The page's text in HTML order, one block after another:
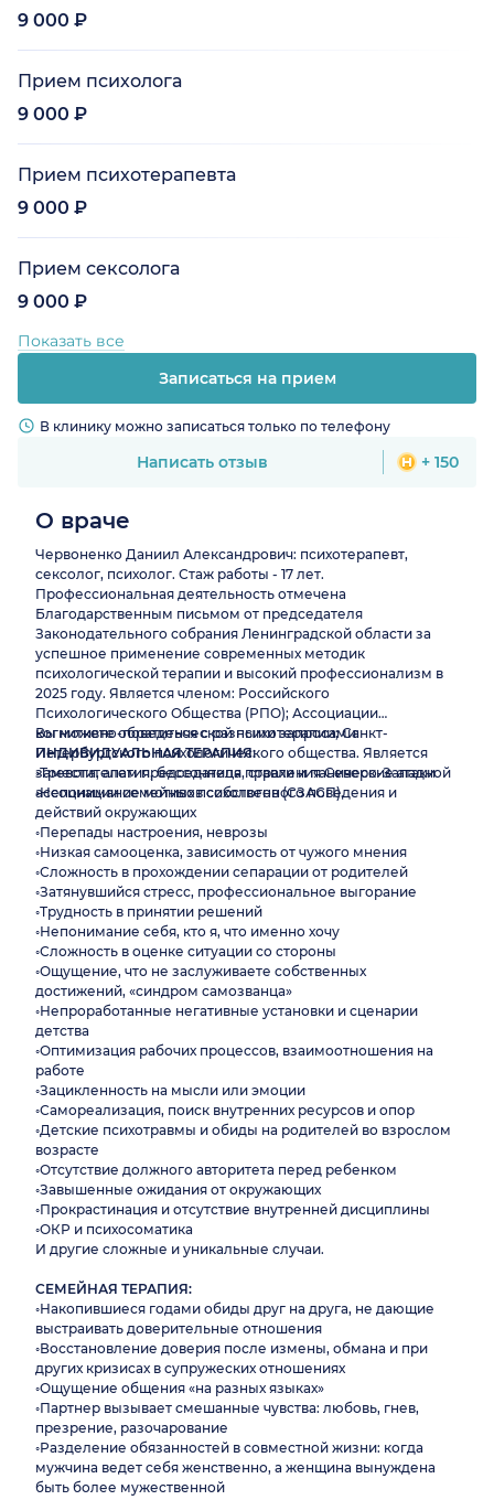
9 000 ₽
Прием психолога
9 000 ₽
Прием психотерапевта
9 000 ₽
Прием сексолога
9 000 ₽
Показать все
Записаться на прием
В клинику можно записаться только по телефону
Написать отзыв + 150
О враче
Червоненко Даниил Александрович: психотерапевт,
сексолог, психолог. Стаж работы - 17 лет.
Профессиональная деятельность отмечена
Благодарственным письмом от председателя
Законодательного собрания Ленинградской области за
успешное применение современных методик
психологической терапии и высокий профессионализм в
2025 году. Является членом: Российского
Психологического Общества (РПО); Ассоциации
когнитивно-поведенческой психотерапии; Санкт-
Петербургского психологического общества. Является
заместителем председателя правления Северо-Западной
ассоциации семейных психологов (СЗАСП).
Вы можете обратиться с разными запросами:
ИНДИВИДУАЛЬНАЯ ТЕРАПИЯ:
◦Тревога, апатия, бессонница, страхи и панические атаки
◦Непонимание мотивов собственного поведения и
действий окружающих
◦Перепады настроения, неврозы
◦Низкая самооценка, зависимость от чужого мнения
◦Сложность в прохождении сепарации от родителей
◦Затянувшийся стресс, профессиональное выгорание
◦Трудность в принятии решений
◦Непонимание себя, кто я, что именно хочу
◦Сложность в оценке ситуации со стороны
◦Ощущение, что не заслуживаете собственных
достижений, «синдром самозванца»
◦Непроработанные негативные установки и сценарии
детства
◦Оптимизация рабочих процессов, взаимоотношения на
работе
◦Зацикленность на мысли или эмоции
◦Самореализация, поиск внутренних ресурсов и опор
◦Детские психотравмы и обиды на родителей во взрослом
возрасте
◦Отсутствие должного авторитета перед ребенком
◦Завышенные ожидания от окружающих
◦Прокрастинация и отсутствие внутренней дисциплины
◦ОКР и психосоматика
И другие сложные и уникальные случаи.
СЕМЕЙНАЯ ТЕРАПИЯ:
◦Накопившиеся годами обиды друг на друга, не дающие
выстраивать доверительные отношения
◦Восстановление доверия после измены, обмана и при
других кризисах в супружеских отношениях
◦Ощущение общения «на разных языках»
◦Партнер вызывает смешанные чувства: любовь, гнев,
презрение, разочарование
◦Разделение обязанностей в совместной жизни: когда
мужчина ведет себя женственно, а женщина вынуждена
быть более мужественной